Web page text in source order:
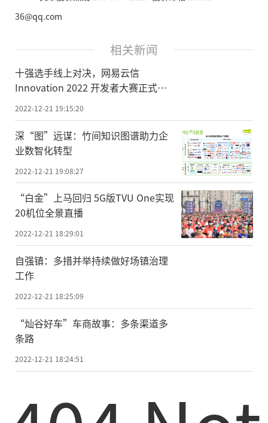
36@qq.com
相关新闻
十强选手线上对决，网易云信
Innovation 2022 开发者大赛正式收
2022-12-21 19:15:20
深“图”远谋：竹间知识图谱助力企
业数智化转型
2022-12-21 19:08:27
“白金”上马回归 5G版TVU One实现
20机位全景直播
2022-12-21 18:29:01
自强镇：多措并举持续做好场镇治理
工作
2022-12-21 18:25:09
“灿谷好车”车商故事：多条渠道多
条路
2022-12-21 18:24:51